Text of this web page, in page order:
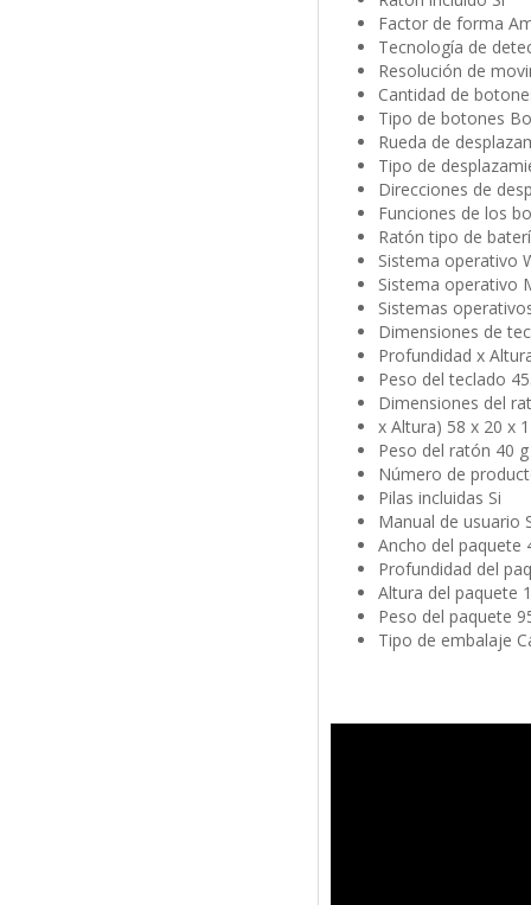
Factor de forma
Tecnología de
Resolución de
Cantidad de
Tipo de botones
Rueda de
Tipo de
Direcciones de
Funciones de los
Ratón tipo de
Sistema operativo
Sistema operativo
Sistemas
Dimensiones de
Profundidad x
Peso del teclado
Dimensiones del
x Altura) 58 x 20 x
Peso del ratón 40 g
Número de
Pilas incluidas Si
Manual de usuario
Ancho del paquete
Profundidad del
Altura del paquete
Peso del paquete
Tipo de embalaje